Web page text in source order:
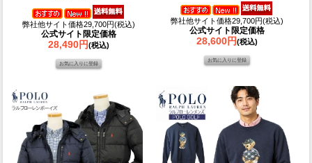
弊社他サイト価格29,700円(税込)
公式サイト限定価格
28,490円(税込)
弊社他サイト価格29,700円(税込)
公式サイト限定価格
28,600円(税込)